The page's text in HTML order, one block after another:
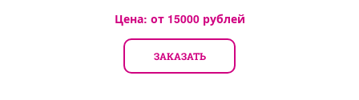
Цена: от 15000рублей
ЗАКАЗАТЬ